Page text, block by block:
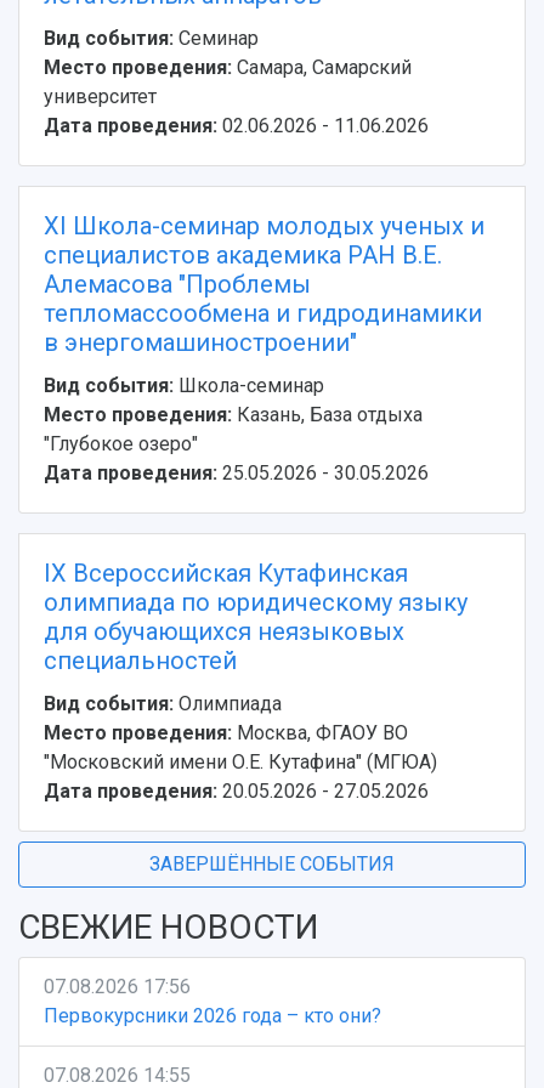
Устойчивое развитие
Кампус
3D-тур по университету
Музеи
Учебный аэродром
Ботанический сад
Умный дом бабочек
Международный межвузовский кампус
Сведения об образовательной организации
Официальные документы
Противодействие COVID-19
Журналы Самарского университета
Научные конференции
Патенты
Публикации и издания
Вид события: Семинар
Место проведения: Самара, Самарский
университет
Дата проведения: 02.06.2026 - 11.06.2026
XI Школа-семинар молодых ученых и
специалистов академика РАН В.Е.
Алемасова "Проблемы
тепломассообмена и гидродинамики
в энергомашиностроении"
Вид события: Школа-семинар
Место проведения: Казань, База отдыха
"Глубокое озеро"
Дата проведения: 25.05.2026 - 30.05.2026
IX Всероссийская Кутафинская
олимпиада по юридическому языку
для обучающихся неязыковых
специальностей
Вид события: Олимпиада
Место проведения: Москва, ФГАОУ ВО
"Московский имени О.Е. Кутафина" (МГЮА)
Дата проведения: 20.05.2026 - 27.05.2026
ЗАВЕРШЁННЫЕ СОБЫТИЯ
СВЕЖИЕ НОВОСТИ
07.08.2026 17:56
Первокурсники 2026 года – кто они?
07.08.2026 14:55